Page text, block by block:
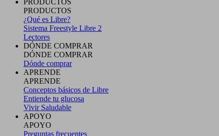
PRODUCTOS
PRODUCTOS
¿Qué es Libre?
Sistema Freestyle Libre 2
Lectores
DÓNDE COMPRAR
DÓNDE COMPRAR
Dónde comprar
APRENDE
APRENDE
Conceptos básicos de Libre
Entiende tu glucosa
Vivir Saludable
APOYO
APOYO
Preguntas frecuentes